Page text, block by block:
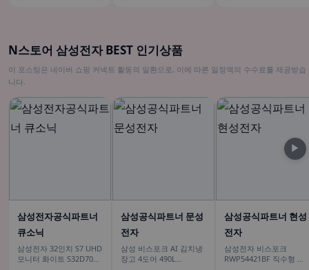
N스토어 삼성전자 BEST 인기상품
이 포스팅은 네이버 쇼핑 커넥트 활동의 일환으로, 이에 따른 일정액의 수수료를 제공받습
니다.
삼성전자공식파트너
큐소닉
삼성전자 32인치 S7 UHD
모니터 화이트 S32D701
삼성공식파트너 문성
전자
삼성 비스포크 AI 김치냉
장고 4도어 490L
삼성공식파트너 현성
전자
삼성전자 비스포크
RWP54421BF 직수형 냉
▶